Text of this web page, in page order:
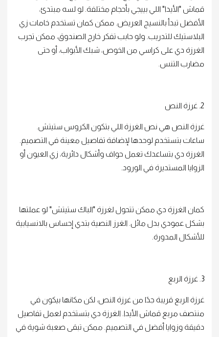
قماش "الأيدا" اللي بييجي بأحجام مختلفة. لو لسه مبتدئ،
الأفضل تبدأ بالنسيج العريض. ممكن كمان تستخدم خامات زي
البلاستيك للتدريب. ولو حابب تفكر خارج الصندوق، ممكن تجرب
الغرزة دي على كراسي من الخوص، شبك الأبواب، أو حتى
مضارب التنس.
2. غرزة النص
غرزة النص هي نص الغرزة اللي بتكون الكروس ستيتش.
ساعات بتستخدم لوحدها لإضافة تفاصيل معينة في التصميم.
الغرزة دي بتساعدك تعمل حواف وأشكال دائرية، زي العيون أو
الزوايا المستديرة في الورود.
كمان الغرزة دي ممكن تتحول لغرزة "الباك ستيتش" لو عملتها
بشكل عمودي بدل مائل. الغرز النصية بتدي إحساس بالانسيابية
للأشكال المدورة.
3. غرزة الربع
غرزة الربع قريبة جدًا من غرزة النص، لكن مكانها بيكون في
منتصف مربع قماش الأيدا. الغرزة دي بتستخدم لعمل تفاصيل
دقيقة وزوايا أفضل في التصميم. ممكن تبقى صعبة شوية في